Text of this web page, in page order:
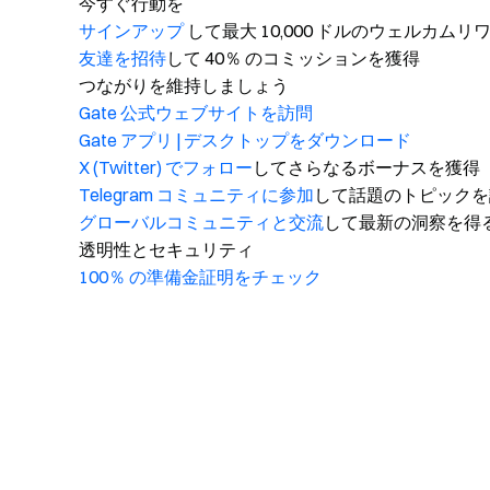
サインアップ して最大 10,000 ドルのウェルカムリ
友達を招待して 40％ のコミッションを獲得
つながりを維持しましょう
Gate 公式ウェブサイトを訪問
Gate アプリ | デスクトップをダウンロード
X (Twitter) でフォロー してさらなるボーナスを獲得
Telegram コミュニティに参加 して話題のトピック
グローバルコミュニティと交流して最新の洞察を得
透明性とセキュリティ
100％ の準備金証明をチェック